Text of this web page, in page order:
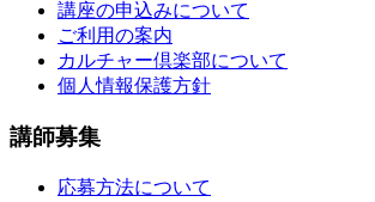
講座の申込みについて
ご利用の案内
カルチャー倶楽部について
個人情報保護方針
講師募集
応募方法について